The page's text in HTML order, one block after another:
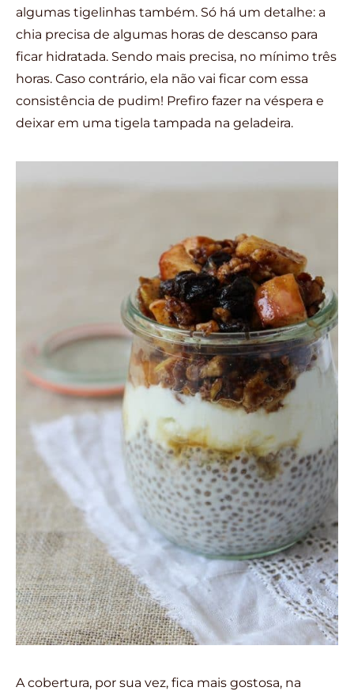
algumas tigelinhas também. Só há um detalhe: a
chia precisa de algumas horas de descanso para
ficar hidratada. Sendo mais precisa, no mínimo três
horas. Caso contrário, ela não vai ficar com essa
consistência de pudim! Prefiro fazer na véspera e
deixar em uma tigela tampada na geladeira.
A cobertura, por sua vez, fica mais gostosa, na